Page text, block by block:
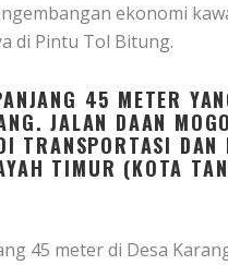
ekonomi
di Pintu Tol Bitung.
45 METER
JALAN DAAN
TRANSPORTASI DAN
TIMUR (KOTA
45 meter di Desa